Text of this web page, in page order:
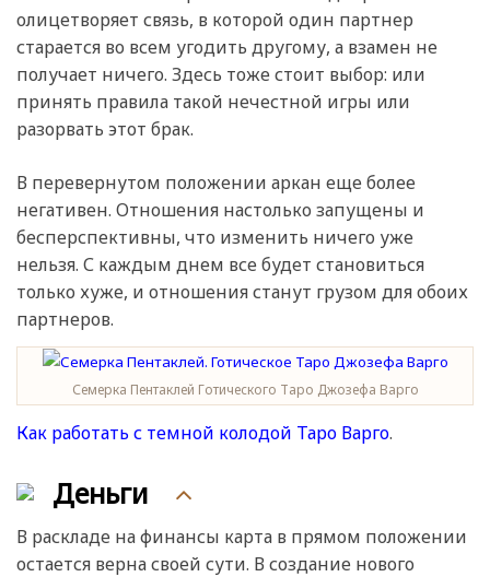
олицетворяет связь, в которой один партнер
старается во всем угодить другому, а взамен не
получает ничего. Здесь тоже стоит выбор: или
принять правила такой нечестной игры или
разорвать этот брак.
В перевернутом положении аркан еще более
негативен. Отношения настолько запущены и
бесперспективны, что изменить ничего уже
нельзя. С каждым днем все будет становиться
только хуже, и отношения станут грузом для обоих
партнеров.
Семерка Пентаклей Готического Таро Джозефа Варго
Как работать с темной колодой Таро Варго.
Деньги
В раскладе на финансы карта в прямом положении
остается верна своей сути. В создание нового